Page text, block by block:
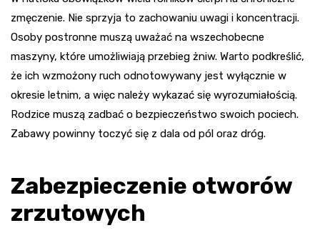
zmęczenie. Nie sprzyja to zachowaniu uwagi i koncentracji.
Osoby postronne muszą uważać na wszechobecne
maszyny, które umożliwiają przebieg żniw. Warto podkreślić,
że ich wzmożony ruch odnotowywany jest wyłącznie w
okresie letnim, a więc należy wykazać się wyrozumiałością.
Rodzice muszą zadbać o bezpieczeństwo swoich pociech.
Zabawy powinny toczyć się z dala od pól oraz dróg.
Zabezpieczenie otworów
zrzutowych